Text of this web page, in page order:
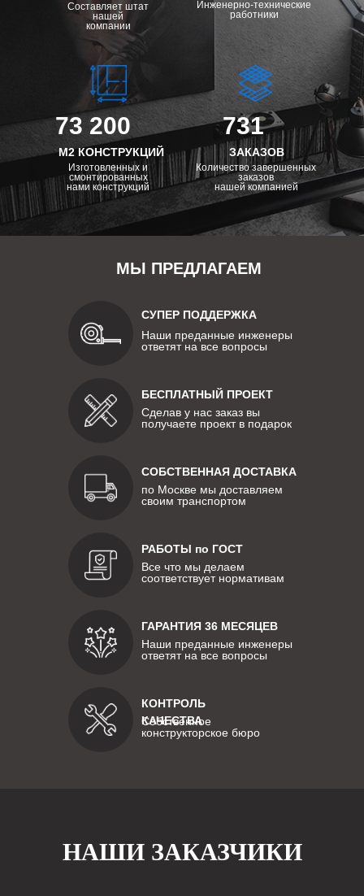
Составляет штат
нашей
компании
73 200
М2 КОНСТРУКЦИЙ
Изготовленных и
смонтированных
нами конструкций
731
ЗАКАЗОВ
Количество завершенных
заказов
нашей компанией
Инженерно-технические
работники
МЫ ПРЕДЛАГАЕМ
СУПЕР ПОДДЕРЖКА
Наши преданные инженеры
ответят на все вопросы
БЕСПЛАТНЫЙ ПРОЕКТ
Сделав у нас заказ вы
получаете проект в подарок
СОБСТВЕННАЯ ДОСТАВКА
по Москве мы доставляем
своим транспортом
РАБОТЫ по ГОСТ
Все что мы делаем
соответствует нормативам
КОНТРОЛЬ
КАЧЕСТВА
Собственное
конструкторское бюро
ГАРАНТИЯ 36 МЕСЯЦЕВ
Наши преданные инженеры
ответят на все вопросы
НАШИ ЗАКАЗЧИКИ